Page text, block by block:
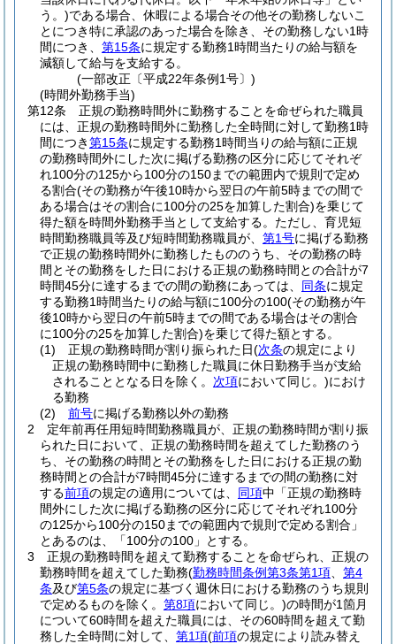
う。)である場合、休暇による場合その他その勤務しないこ
とにつき特に承認のあった場合を除き、その勤務しない1時
間につき、 第15条に規定する勤務1時間当たりの給与額を
減額して給与を支給する。
(一部改正〔平成22年条例1号〕)
(時間外勤務手当)
第12条
正規の勤務時間外に勤務することを命ぜられた職員
には、正規の勤務時間外に勤務した全時間に対して勤務1時
間につき第15条に規定する勤務1時間当りの給与額に正規
の勤務時間外にした次に掲げる勤務の区分に応じてそれぞ
れ100分の125から100分の150までの範囲内で規則で定め
る割合(その勤務が午後10時から翌日の午前5時までの間で
ある場合はその割合に100分の25を加算した割合)を乗じて
得た額を時間外勤務手当として支給する。 ただし、育児短
時間勤務職員等及び短時間勤務職員が、 第1号に掲げる勤務
で正規の勤務時間外に勤務したもののうち、その勤務の時
間とその勤務をした日における正規の勤務時間との合計が7
時間45分に達するまでの間の勤務にあっては、 同条に規定
する勤務1時間当たりの給与額に100分の100(その勤務が午
後10時から翌日の午前5時までの間である場合はその割合
に100分の25を加算した割合)を乗じて得た額とする。
(1)
正規の勤務時間が割り振られた日(次条の規定により
正規の勤務時間中に勤務した職員に休日勤務手当が支給
されることとなる日を除く。 次項において同じ。)におけ
る勤務
(2)
前号に掲げる勤務以外の勤務
2
定年前再任用短時間勤務職員が、正規の勤務時間が割り振
られた日において、正規の勤務時間を超えてした勤務のう
ち、その勤務の時間とその勤務をした日における正規の勤
務時間との合計が7時間45分に達するまでの間の勤務に対
する前項の規定の適用については、 同項中「正規の勤務時
間外にした次に掲げる勤務の区分に応じてそれぞれ100分
の125から100分の150までの範囲内で規則で定める割合」
とあるのは、「100分の100」とする。
3
正規の勤務時間を超えて勤務することを命ぜられ、正規の
勤務時間を超えてした勤務(勤務時間条例第3条第1項
第4
条及び第5条の規定に基づく週休日における勤務のうち規則
で定めるものを除く。 第8項において同じ。)の時間が1箇月
について60時間を超えた職員には、その60時間を超えて勤
務した全時間に対して、 第1項(前項の規定により読み替え